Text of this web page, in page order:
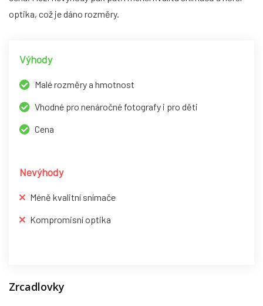
optika, což je dáno rozměry.
Výhody
Malé rozměry a hmotnost
Vhodné pro nenáročné fotografy i pro děti
Cena
Nevýhody
Méně kvalitní snímače
Kompromisní optika
Zrcadlovky